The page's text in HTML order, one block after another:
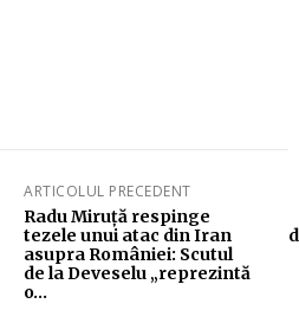
ARTICOLUL PRECEDENT
Radu Miruță respinge
tezele unui atac din Iran
asupra României: Scutul
de la Deveselu „reprezintă
o…